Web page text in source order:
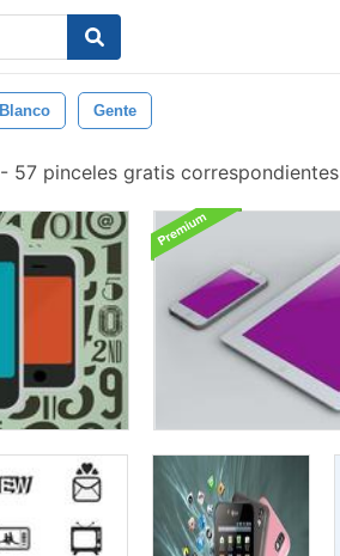
Blanco Gente
- 57 pinceles gratis correspondientes